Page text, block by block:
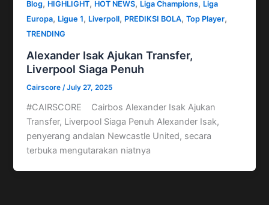
Blog, HIGHLIGHT, HOT NEWS, Liga Champions, Liga
Europa, Ligue 1, Liverpoll, PREDIKSI BOLA,Top Player,
TRENDING
Alexander Isak Ajukan Transfer,
Liverpool Siaga Penuh
Cairscore /July 27, 2025
#CAIRSCORE Cairbos Alexander Isak Ajukan
Transfer, Liverpool Siaga Penuh Alexander Isak,
penyerang andalan Newcastle United, secara
terbuka mengutarakan niatnya